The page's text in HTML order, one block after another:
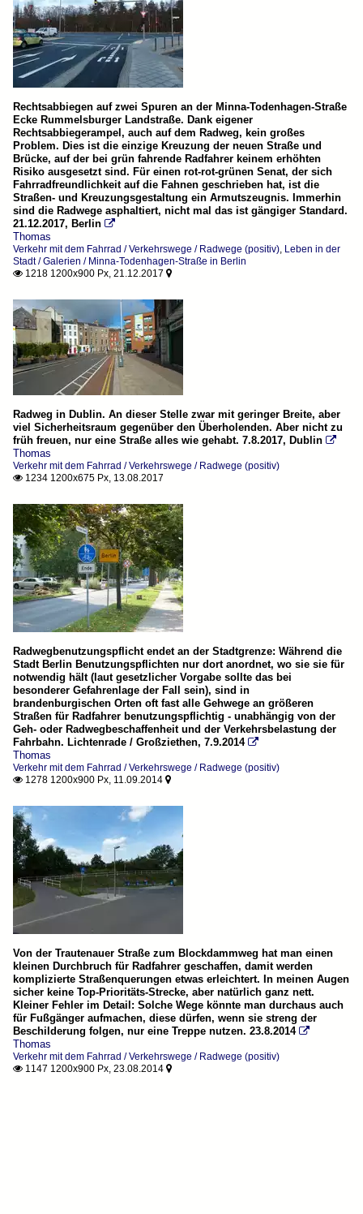
Rechtsabbiegen auf zwei Spuren an der Minna-Todenhagen-Straße
Ecke Rummelsburger Landstraße. Dank eigener
Rechtsabbiegerampel, auch auf dem Radweg, kein großes
Problem. Dies ist die einzige Kreuzung der neuen Straße und
Brücke, auf der bei grün fahrende Radfahrer keinem erhöhten
Risiko ausgesetzt sind. Für einen rot-rot-grünen Senat, der sich
Fahrradfreundlichkeit auf die Fahnen geschrieben hat, ist die
Straßen- und Kreuzungsgestaltung ein Armutszeugnis. Immerhin
sind die Radwege asphaltiert, nicht mal das ist gängiger Standard.
21.12.2017, Berlin 
Thomas
Verkehr mit dem Fahrrad / Verkehrswege / Radwege (positiv), Leben in der
Stadt / Galerien / Minna-Todenhagen-Straße in Berlin
 1218 1200x900 Px, 21.12.2017 
Radweg in Dublin. An dieser Stelle zwar mit geringer Breite, aber
viel Sicherheitsraum gegenüber den Überholenden. Aber nicht zu
früh freuen, nur eine Straße alles wie gehabt. 7.8.2017, Dublin 
Thomas
Verkehr mit dem Fahrrad / Verkehrswege / Radwege (positiv)
 1234 1200x675 Px, 13.08.2017
Radwegbenutzungspflicht endet an der Stadtgrenze: Während die
Stadt Berlin Benutzungspflichten nur dort anordnet, wo sie sie für
notwendig hält (laut gesetzlicher Vorgabe sollte das bei
besonderer Gefahrenlage der Fall sein), sind in
brandenburgischen Orten oft fast alle Gehwege an größeren
Straßen für Radfahrer benutzungspflichtig - unabhängig von der
Geh- oder Radwegbeschaffenheit und der Verkehrsbelastung der
Fahrbahn. Lichtenrade / Großziethen, 7.9.2014 
Thomas
Verkehr mit dem Fahrrad / Verkehrswege / Radwege (positiv)
 1278 1200x900 Px, 11.09.2014 
Von der Trautenauer Straße zum Blockdammweg hat man einen
kleinen Durchbruch für Radfahrer geschaffen, damit werden
komplizierte Straßenquerungen etwas erleichtert. In meinen Augen
sicher keine Top-Prioritäts-Strecke, aber natürlich ganz nett.
Kleiner Fehler im Detail: Solche Wege könnte man durchaus auch
für Fußgänger aufmachen, diese dürfen, wenn sie streng der
Beschilderung folgen, nur eine Treppe nutzen. 23.8.2014 
Thomas
Verkehr mit dem Fahrrad / Verkehrswege / Radwege (positiv)
 1147 1200x900 Px, 23.08.2014 